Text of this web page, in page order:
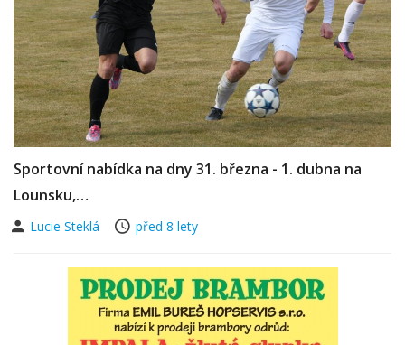
Sportovní nabídka na dny 31. března - 1. dubna na
Lounsku,…
Lucie Steklá před 8 lety